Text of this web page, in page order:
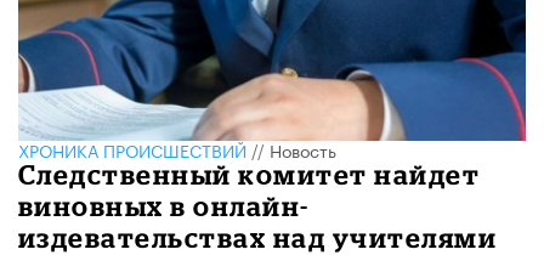
ХРОНИКА ПРОИСШЕСТВИЙ//Новость
Следственный комитет найдет
виновных в онлайн-
издевательствах над учителями